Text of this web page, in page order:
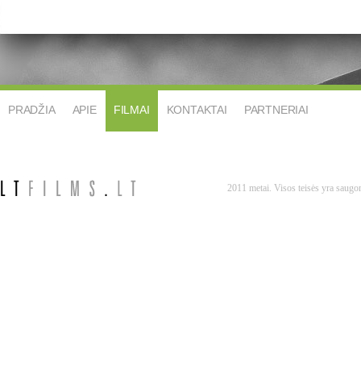
PRADŽIA APIE FILMAI KONTAKTAI PARTNERIAI
2011 metai. Visos teisės yra